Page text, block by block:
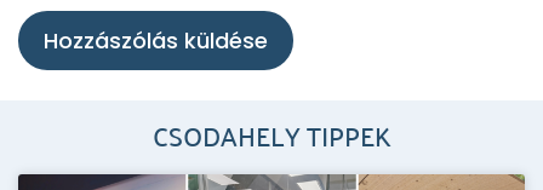
CSODAHELY TIPPEK